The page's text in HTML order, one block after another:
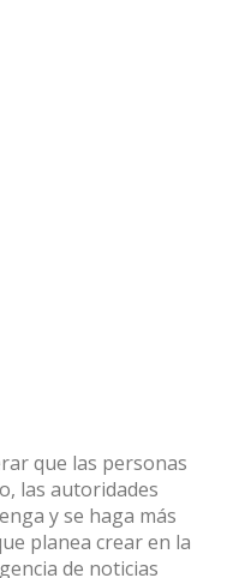
que las personas
las autoridades
y se haga más
planea crear en la
de noticias